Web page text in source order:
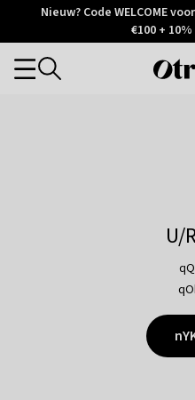
Otrium
Trustpilot
Nieuw? Code WELCOME
€100 +
Categories
U/